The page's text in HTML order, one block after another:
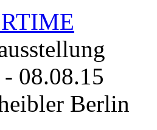
- 08.08.15
Berlin